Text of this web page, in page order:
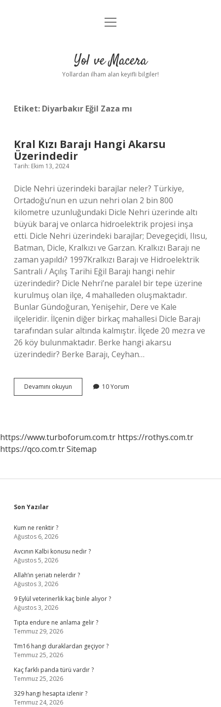
Anasayfa
Yasal Uyarı
menüyü
Yol ve Macera
Yollardan ilham alan keyifli bilgiler!
Etiket: Diyarbakır Eğil Zaza mı
Kral Kızı Barajı Hangi Akarsu
Üzerindedir
Tarih: Ekim 13, 2024
Dicle Nehri üzerindeki barajlar neler? Türkiye,
Ortadoğu’nun en uzun nehri olan 2 bin 800
kilometre uzunluğundaki Dicle Nehri üzerinde altı
büyük baraj ve onlarca hidroelektrik projesi inşa
etti. Dicle Nehri üzerindeki barajlar; Devegeçidi, Ilısu,
Batman, Dicle, Kralkızı ve Garzan. Kralkızı Barajı ne
zaman yapıldı? 1997Kralkızı Barajı ve Hidroelektrik
Santrali / Açılış Tarihi Eğil Barajı hangi nehir
üzerindedir? Dicle Nehri’ne paralel bir tepe üzerine
kurulmuş olan ilçe, 4 mahalleden oluşmaktadır.
Bunlar Gündoğuran, Yenişehir, Dere ve Kale
ilçeleridir. İlçenin diğer birkaç mahallesi Dicle Barajı
tarafından sular altında kalmıştır. İlçede 20 mezra ve
26 köy bulunmaktadır. Berke hangi akarsu
üzerindedir? Berke Barajı, Ceyhan…
Devamını okuyun
Kızı
10 Yorum
https://www.turboforum.com.tr https://rothys.com.tr
https://qco.com.trSitemap
Sidebar
Son Yazılar
Kum ne renktir ?
Ağustos 6, 2026
Avcının Kalbi konusu nedir ?
Ağustos 5, 2026
Allah’ın şeriatı nelerdir ?
Ağustos 3, 2026
9 Eylül veterinerlik kaç binle alıyor ?
Ağustos 3, 2026
Tıpta endure ne anlama gelir ?
Temmuz 29, 2026
Tm16 hangi duraklardan geçiyor ?
Temmuz 25, 2026
Kaç farklı panda türü vardır ?
Temmuz 25, 2026
329 hangi hesapta izlenir ?
Temmuz 24, 2026